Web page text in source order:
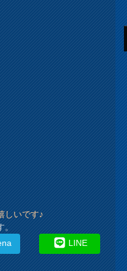
しいです♪
。
LINE